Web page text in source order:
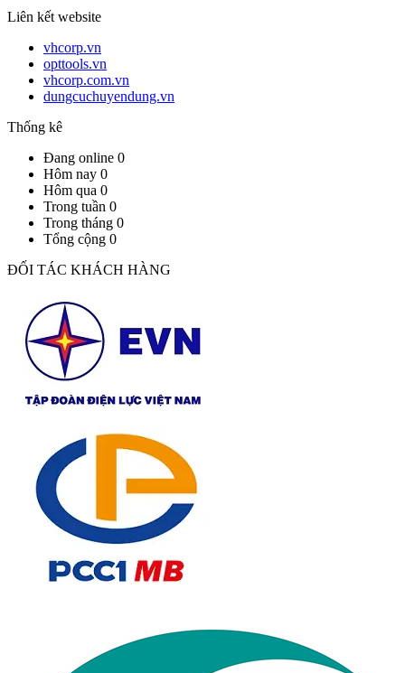
Liên kết website
vhcorp.vn
opttools.vn
vhcorp.com.vn
dungcuchuyendung.vn
Thống kê
Đang online 0
Hôm nay 0
Hôm qua 0
Trong tuần 0
Trong tháng 0
Tổng cộng 0
ĐỐI TÁC KHÁCH HÀNG